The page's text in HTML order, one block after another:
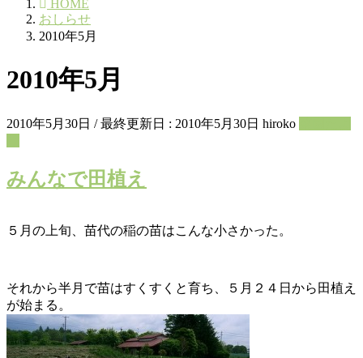
HOME
おしらせ
2010年5月
2010年5月
2010年5月30日 / 最終更新日 : 2010年5月30日 hiroko
みんなで田植え
５月の上旬、苗代の稲の苗はこんな小さかった。
それから半月で苗はすくすくと育ち、５月２４日から田植え
が始まる。